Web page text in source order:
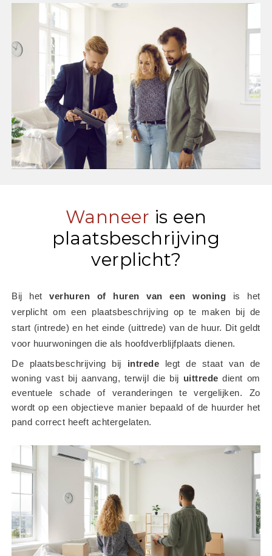
Wanneer is een
plaatsbeschrijving
verplicht?
Bij het verhuren of huren van een woning is het
verplicht om een plaatsbeschrijving op te maken bij de
start (intrede) en het einde (uittrede) van de huur. Dit geldt
voor huurwoningen die als hoofdverblijfplaats dienen.
De plaatsbeschrijving bij intrede legt de staat van de
woning vast bij aanvang, terwijl die bij uittrede dient om
eventuele schade of veranderingen te vergelijken. Zo
wordt op een objectieve manier bepaald of de huurder het
pand correct heeft achtergelaten.